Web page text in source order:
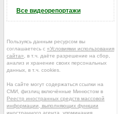
Все видеорепортажи
Пользуясь данным ресурсом вы
соглашаетесь с «Условиями использования
сайта» , в т.ч. даёте разрешение на сбор,
анализ и хранение своих персональных
данных, в т.ч. cookies.
На сайте могут содержаться ссылки на
СМИ, физлиц включённые Минюстом в
Реестр иностранных средств массовой
информации, выполняющих функции
иностранного агента , упоминания